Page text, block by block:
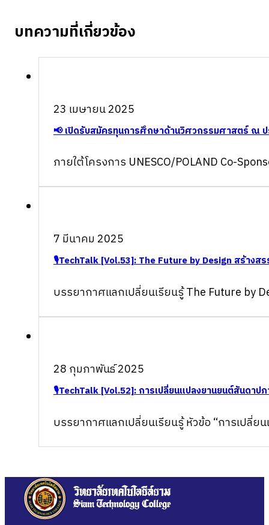
บทความที่เกี่ยวข้อง
23 เมษายน 2025
📢 เปิดรับสมัครทุนการศึกษาด้านวิศวกรรมศาสตร์ ณ ป
ภายใต้โครงการ UNESCO/POLAND Co-
7 มีนาคม 2025
🎙TechTalk [Vol.53]: The Future by Design สร้างส
บรรยากาศแลกเปลี่ยนเรียนรู้ The Future by
28 กุมภาพันธ์ 2025
🎙TechTalk [Vol.52]: การเปลี่ยนแปลงยานยนต์สันดาป
บรรยากาศแลกเปลี่ยนเรียนรู้ หัวข้อ “การเปลี่